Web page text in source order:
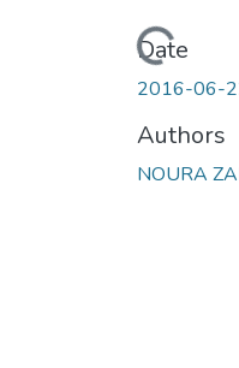
Loading...
Date
2016-06-
Authors
NOURA